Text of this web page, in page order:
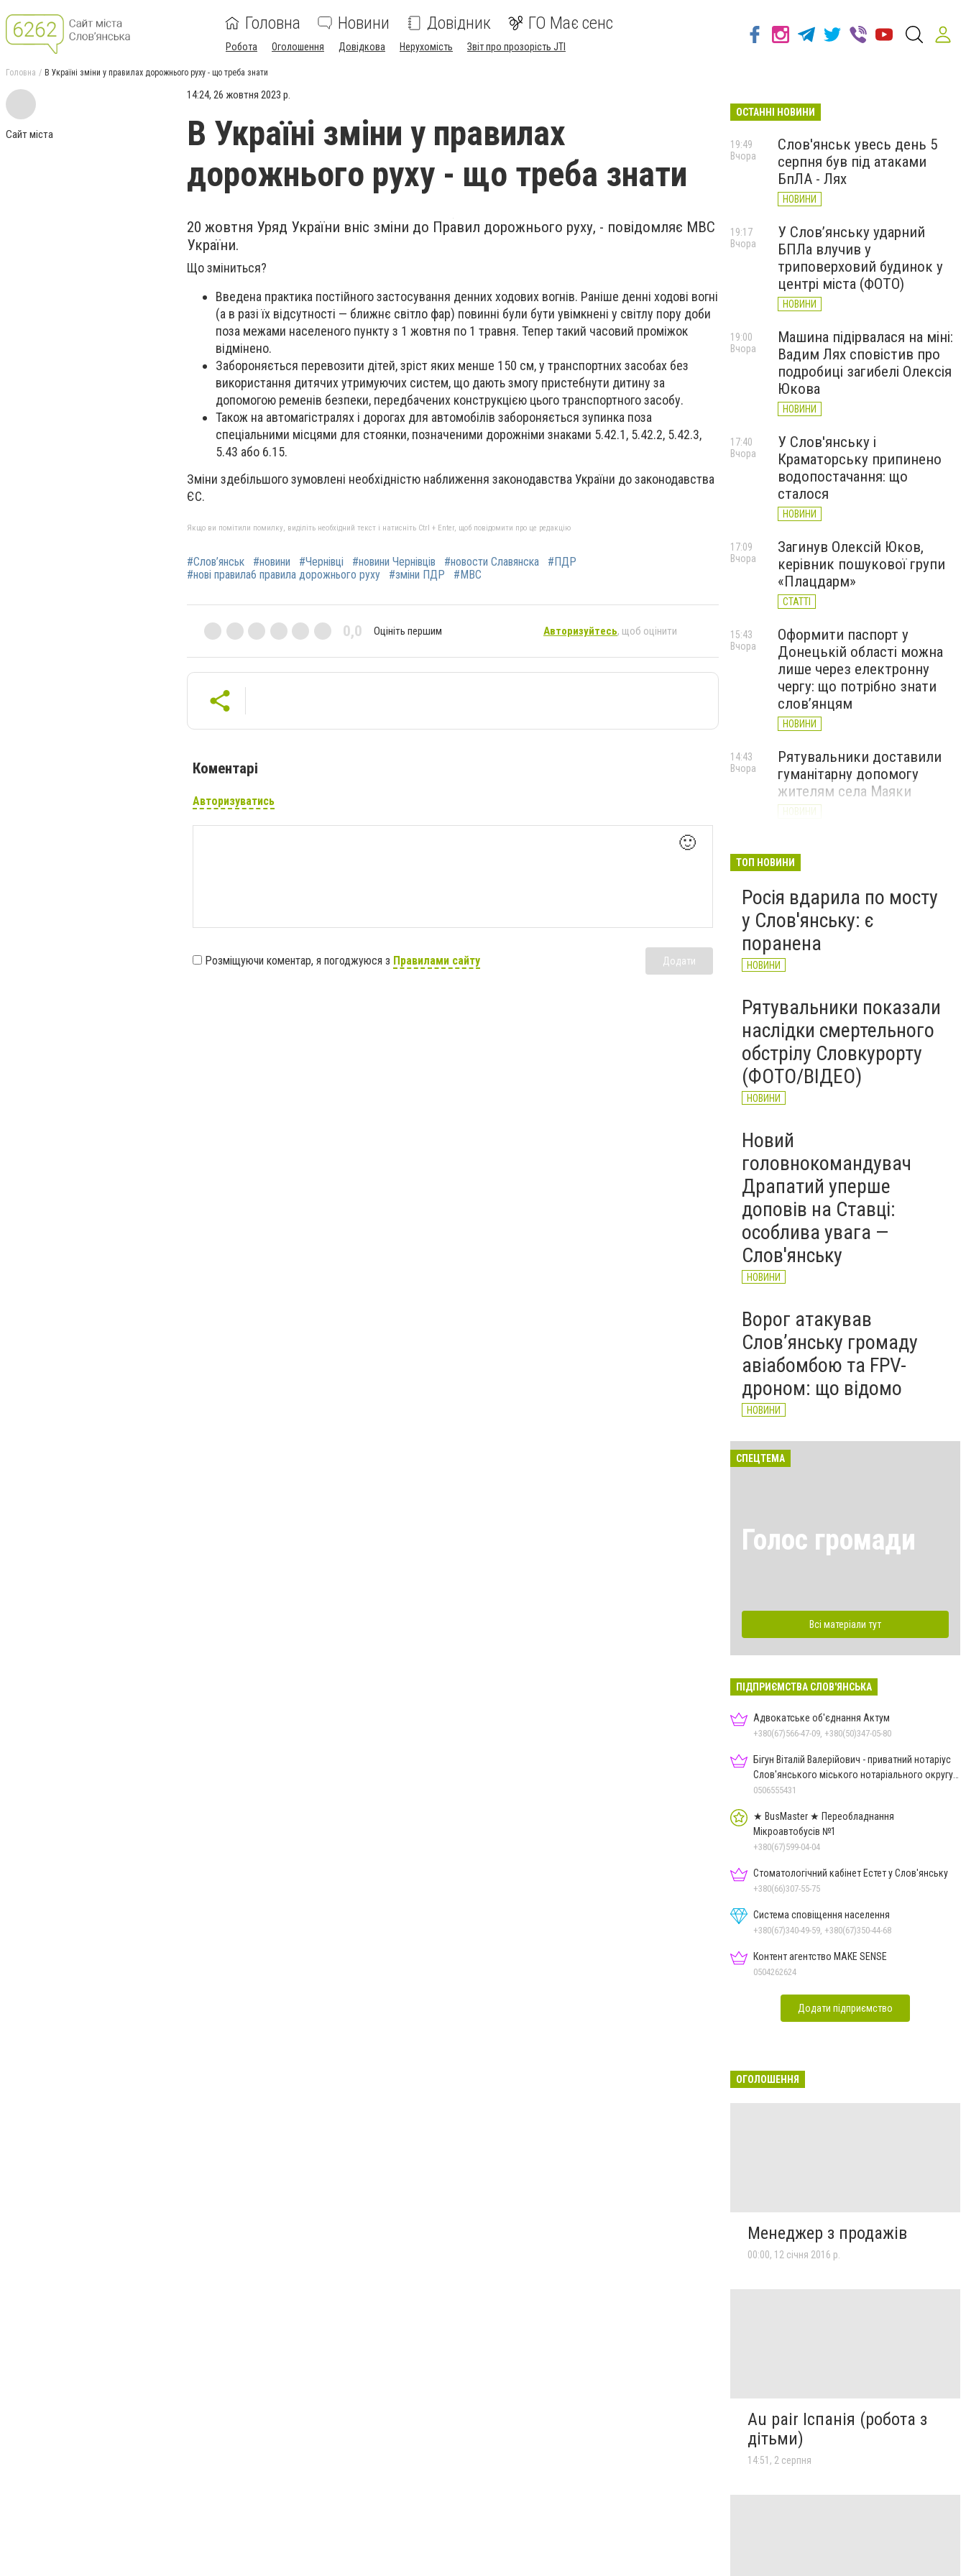
Головна Новини Довідник ГО Має сенс
Робота Оголошення Довідкова Нерухомість Звіт про прозорість JTI
Головна В Україні зміни у правилах дорожнього руху - що треба знати
Сайт міста
14:24, 26 жовтня 2023 р.
В Україні зміни у правилах
дорожнього руху - що треба знати
20 жовтня Уряд України вніс зміни до Правил дорожнього руху, - повідомляє МВС
України.
Що зміниться?
Введена практика постійного застосування денних ходових вогнів. Раніше денні ходові вогні
(а в разі їх відсутності — ближнє світло фар) повинні були бути увімкнені у світлу пору доби
поза межами населеного пункту з 1 жовтня по 1 травня. Тепер такий часовий проміжок
відмінено.
Забороняється перевозити дітей, зріст яких менше 150 см, у транспортних засобах без
використання дитячих утримуючих систем, що дають змогу пристебнути дитину за
допомогою ременів безпеки, передбачених конструкцією цього транспортного засобу.
Також на автомагістралях і дорогах для автомобілів забороняється зупинка поза
спеціальними місцями для стоянки, позначеними дорожніми знаками 5.42.1, 5.42.2, 5.42.3,
5.43 або 6.15.
Зміни здебільшого зумовлені необхідністю наближення законодавства України до законодавства
ЄС.
Якщо ви помітили помилку, виділіть необхідний текст і натисніть Ctrl + Enter, щоб повідомити про це редакцію
#Слов’янськ #новини #Чернівці #новини Чернівців #новости Славянска
#ПДР
#нові правила6 правила дорожнього руху
#зміни ПДР #МВС
0,0 Оцініть першим Авторизуйтесь, щоб оцінити
Коментарі
Авторизуватись
🙂
Розміщуючи коментар, я погоджуюся з Правилами сайту Додати
ОСТАННІ НОВИНИ
Слов'янськ увесь день 5
серпня був під атаками
БпЛА - Лях
НОВИНИ
19:49
Вчора
У Слов’янську ударний
БПЛа влучив у
триповерховий будинок у
центрі міста (ФОТО)
НОВИНИ
19:17
Вчора
Машина підірвалася на міні:
Вадим Лях сповістив про
подробиці загибелі Олексія
Юкова
НОВИНИ
19:00
Вчора
У Слов'янську і
Краматорську припинено
водопостачання: що
сталося
НОВИНИ
17:40
Вчора
Загинув Олексій Юков,
керівник пошукової групи
«Плацдарм»
СТАТТІ
17:09
Вчора
Оформити паспорт у
Донецькій області можна
лише через електронну
чергу: що потрібно знати
слов’янцям
НОВИНИ
15:43
Вчора
Рятувальники доставили
гуманітарну допомогу
жителям села Маяки
НОВИНИ
14:43
Вчора
онлайн-акція до Дня молоді
Вчора
ТОП НОВИНИ
Росія вдарила по мосту
у Слов'янську: є
поранена
НОВИНИ
Рятувальники показали
наслідки смертельного
обстрілу Словкурорту
(ФОТО/ВІДЕО)
НОВИНИ
Новий
головнокомандувач
Драпатий уперше
доповів на Ставці:
особлива увага —
Слов'янську
НОВИНИ
Ворог атакував
Слов’янську громаду
авіабомбою та FPV-
дроном: що відомо
НОВИНИ
СПЕЦТЕМА
Голос громади
Всі матеріали тут
ПІДПРИЄМСТВА СЛОВ'ЯНСЬКА
Адвокатське об'єднання Актум
+380(67)566-47-09, +380(50)347-05-80
Бігун Віталій Валерійович - приватний нотаріус
Слов'янського міського нотаріального округу
Дон.обл.
0506555431
★ BusMaster ★ Переобладнання
Мікроавтобусів №1
+380(67)599-04-04
Стоматологічний кабінет Естет у Слов'янську
+380(66)307-55-75
Система сповіщення населення
+380(67)340-49-59, +380(67)350-44-68
Контент агентство MAKE SENSE
0504262624
Додати підприємство
ОГОЛОШЕННЯ
Менеджер з продажів
00:00, 12 січня 2016 р.
Au pair Іспанія (робота з
дітьми)
14:51, 2 серпня